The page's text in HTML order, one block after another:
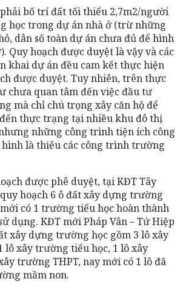
bố trí đất tối thiểu 2,7m2/người
học trong dự án nhà ở (trừ những
dân số toàn dự án chưa đủ để hình
Quy hoạch được duyệt là vậy và các
khai dự án đều cam kết thực hiện
được duyệt. Tuy nhiên, trên thực
chưa quan tâm đến việc đầu tư
mà chỉ chú trọng xây căn hộ để
thực trạng tại nhiều khu đô thị
những công trình tiện ích công
hình là thiếu các công trình trường
được phê duyệt, tại KĐT Tây
hoạch 6 ô đất xây dựng trường
có 1 trường tiểu học hoàn thành
dụng. KĐT mới Pháp Vân – Tứ Hiệp
xây dựng trường học gồm 3 lô xây
lô xây trường tiểu học, 1 lô xây
trường THPT, nay mới có 1 lô đã
mầm non.